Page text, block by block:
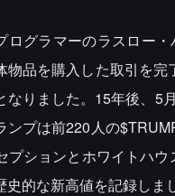
ログラマーのラスロー
物品を購入した取引を
なりました。15年後、5
ンプは前220人の
プションとホワイトハ
的な新高値を記録しま